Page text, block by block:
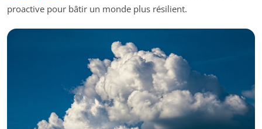
proactive pour bâtir un monde plus résilient.